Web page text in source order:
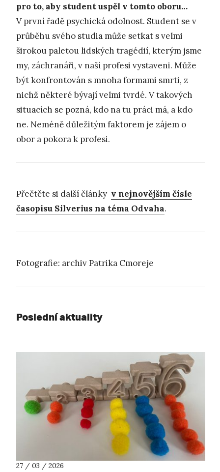
pro to, aby student uspěl v tomto oboru…
V první řadě psychická odolnost. Student se v
průběhu svého studia může setkat s velmi
širokou paletou lidských tragédií, kterým jsme
my, záchranáři, v naší profesi vystaveni. Může
být konfrontován s mnoha formami smrti, z
nichž některé bývají velmi tvrdé. V takových
situacích se pozná, kdo na tu práci má, a kdo
ne. Neméně důležitým faktorem je zájem o
obor a pokora k profesi.
Přečtěte si další články v nejnovějším čísle
časopisu Silverius na téma Odvaha.
Fotografie: archiv Patrika Cmoreje
Poslední aktuality
27 / 03 / 2026